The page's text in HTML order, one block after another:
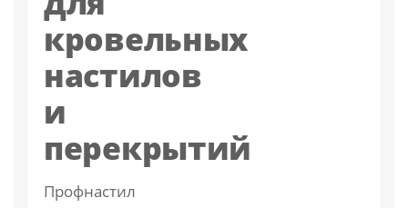
кровельных
настилов
и
перекрытий
Профнастил